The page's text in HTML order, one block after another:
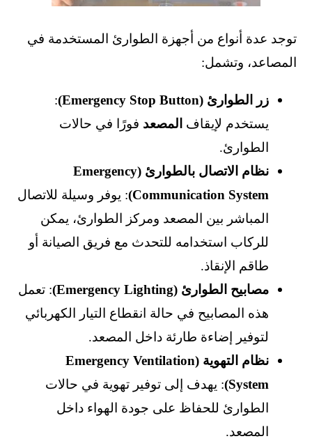
توجد عدة أنواع من أجهزة الطوارئ المستخدمة في
المصاعد، وتشمل:
زر الطوارئ (Emergency Stop Button)
:
يستخدم لإيقاف المصعد فورًا في حالات
الطوارئ.
نظام الاتصال بالطوارئ (Emergency
Communication System) : يوفر وسيلة للاتصال
المباشر بين المصعد ومركز الطوارئ، يمكن
للركاب استخدامه للتحدث مع فريق الصيانة أو
طاقم الإنقاذ.
مصابيح الطوارئ (Emergency Lighting)
: تعمل
هذه المصابيح في حالة انقطاع التيار الكهربائي
لتوفير إضاءة طارئة داخل المصعد.
نظام التهوية (Emergency Ventilation
System) : يهدف إلى توفير تهوية في حالات
الطوارئ للحفاظ على جودة الهواء داخل
المصعد.